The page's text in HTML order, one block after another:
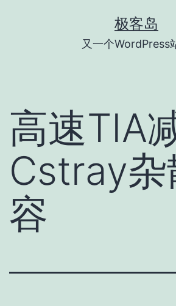
极客岛
又一个WordPress
高速TIA
Cstray杂
容